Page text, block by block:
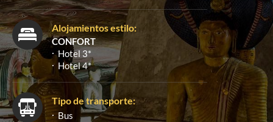
Alojamientos estilo:
CONFORT
Hotel 3*
Hotel 4*
Tipo de transporte:
Bus